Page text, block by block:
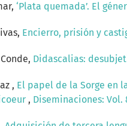
‘Plata quemada’. El
Encierro, prisión y
Didascalias:
, El papel de la Sorge en
, Diseminaciones: Vol.